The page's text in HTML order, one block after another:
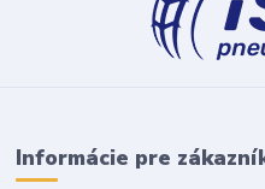
Informácie pre